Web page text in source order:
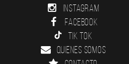
Instagram
Facebook
Tik Tok
Quienes somos